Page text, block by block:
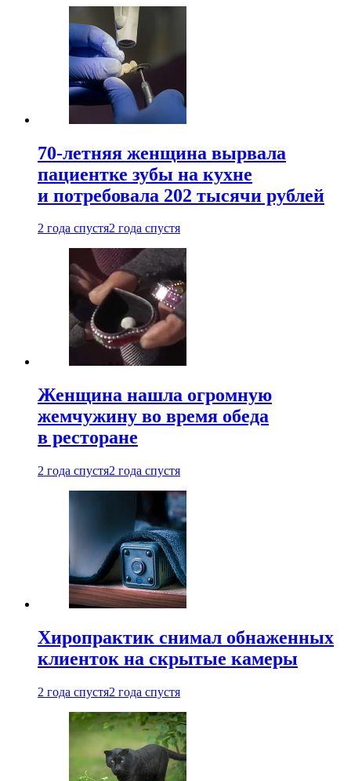
70-летняя женщина вырвала
пациентке зубы на кухне
и потребовала 202 тысячи рублей
2 года спустя2 года спустя
Женщина нашла огромную
жемчужину во время обеда
в ресторане
2 года спустя2 года спустя
Хиропрактик снимал обнаженных
клиенток на скрытые камеры
2 года спустя2 года спустя